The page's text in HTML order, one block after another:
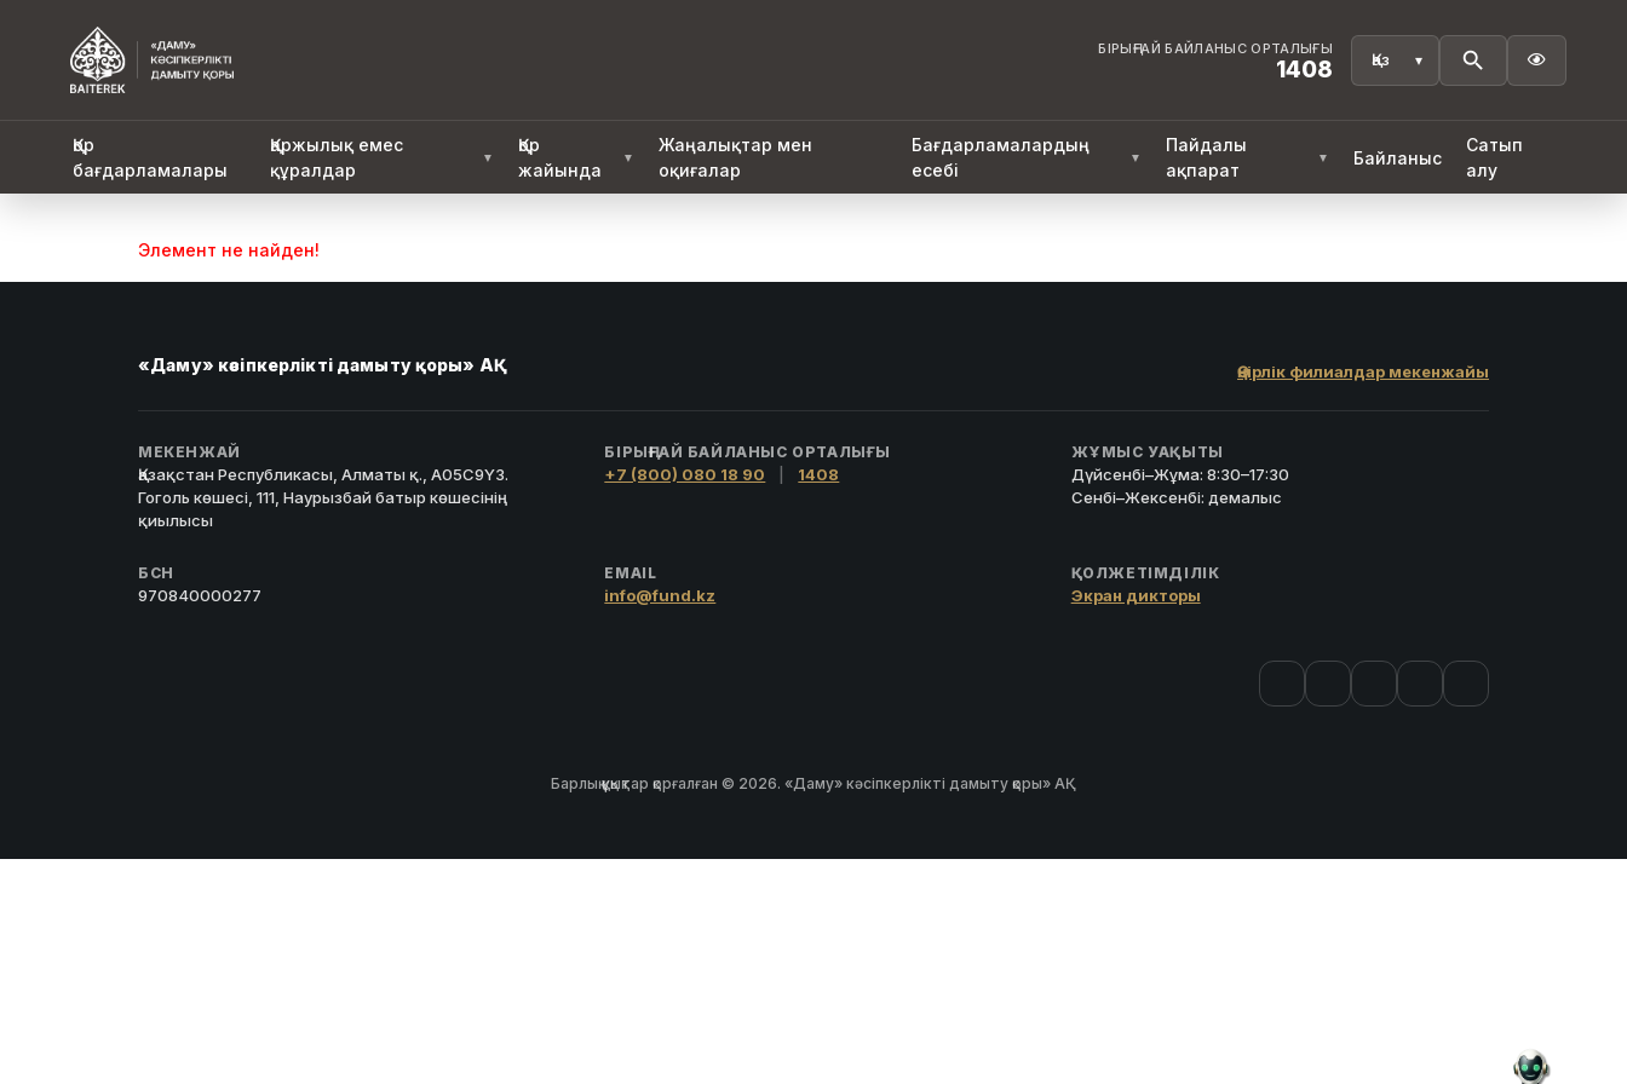
БІРЫҢҒАЙ БАЙЛАНЫС ОРТАЛЫҒЫ
1408 
Қор
бағдарламалары
Қаржылық емес
құралдар
▼
Қор
жайында
▼
Жаңалықтар мен
оқиғалар
Бағдарламалардың
есебі
▼
Пайдалы
ақпарат
▼ Байланыс
Сатып
алу
Элемент не найден!
«Даму» кәсіпкерлікті дамыту қоры» АҚ Өңірлік филиалдар мекенжайы
МЕКЕНЖАЙ
Қазақстан Республикасы, Алматы қ., A05C9Y3.
Гоголь көшесі, 111, Наурызбай батыр көшесінің
қиылысы
БІРЫҢҒАЙ БАЙЛАНЫС ОРТАЛЫҒЫ
+7 (800) 080 18 90 1408
ЖҰМЫС УАҚЫТЫ
Дүйсенбі–Жұма: 8:30–17:30
Сенбі–Жексенбі: демалыс
БСН
970840000277
EMAIL
info@fund.kz
ҚОЛЖЕТІМДІЛІК
Экран дикторы
Барлық құқықтар қорғалған © 2026. «Даму» кәсіпкерлікті дамыту қоры» АҚ